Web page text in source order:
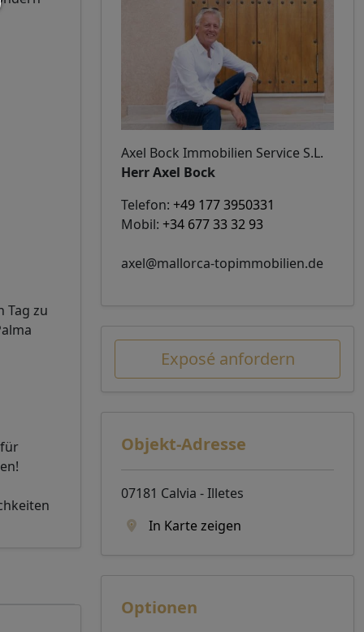
Tag zu
Axel Bock Immobilien Service S.L.
Herr Axel Bock
Telefon: +49 177 3950331
Mobil: +34 677 33 32 93
axel@mallorca-topimmobilien.de
Exposé anfordern
Objekt-Adresse
07181 Calvia - Illetes
In Karte zeigen
Optionen